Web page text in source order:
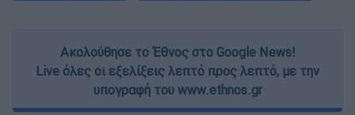
Ακολούθησε το Έθνος στο Google News!
Live όλες οι εξελίξεις λεπτό προς λεπτό, με την
υπογραφή του www.ethnos.gr